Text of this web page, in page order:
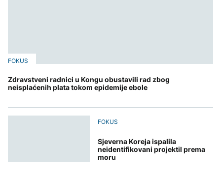
FOKUS
Zdravstveni radnici u Kongu obustavili rad zbog
neisplaćenih plata tokom epidemije ebole
FOKUS
Sjeverna Koreja ispalila
neidentifikovani projektil prema
moru